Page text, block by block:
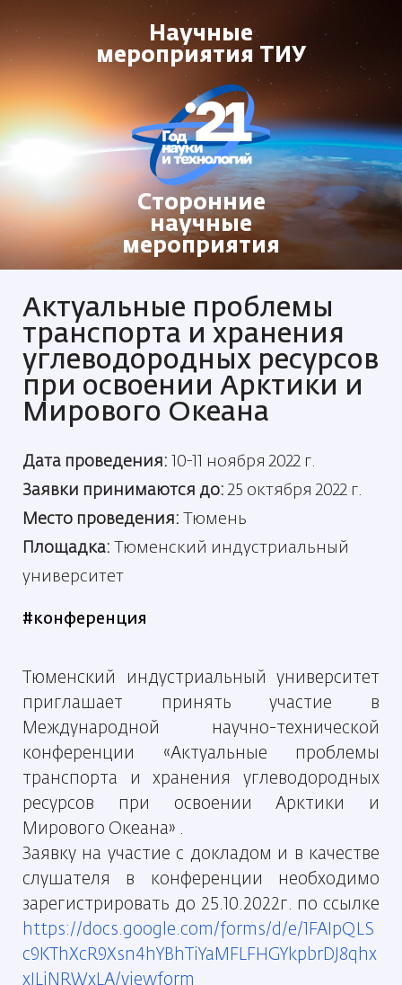
Научные
мероприятия ТИУ
Сторонние
научные
мероприятия
Актуальные проблемы
транспорта и хранения
углеводородных ресурсов
при освоении Арктики и
Мирового Океана
Дата проведения: 10-11 ноября 2022 г.
Заявки принимаются до: 25 октября 2022 г.
Место проведения: Тюмень
Площадка: Тюменский индустриальный
университет
#конференция
Тюменский индустриальный университет
приглашает принятьучастие в
Международной научно-технической
конференции «Актуальные проблемы
транспорта и хранения углеводородных
ресурсов при освоении Арктики и
Мирового Океана» .
Заявку на участие с докладом и в качестве
слушателя в конференции необходимо
зарегистрировать до 25.10.2022г. по ссылке
https://docs.google.com/forms/d/e/1FAIpQLS
c9KThXcR9Xsn4hYBhTiYaMFLFHGYkpbrDJ8qhx
xJLiNRWxLA/viewform